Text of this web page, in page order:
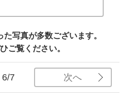
写真が多数ございます。
ご覧ください。
6/7 次へ